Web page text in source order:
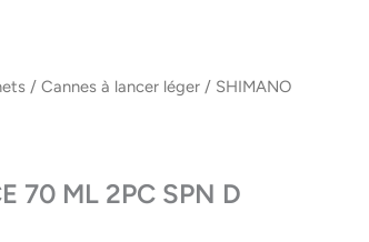
/Cannes à lancer léger / SHIMANO
70 ML 2PC SPN D